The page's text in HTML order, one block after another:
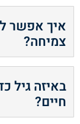
איך אפשר
צמיחה?
באיזה גיל
חיים?